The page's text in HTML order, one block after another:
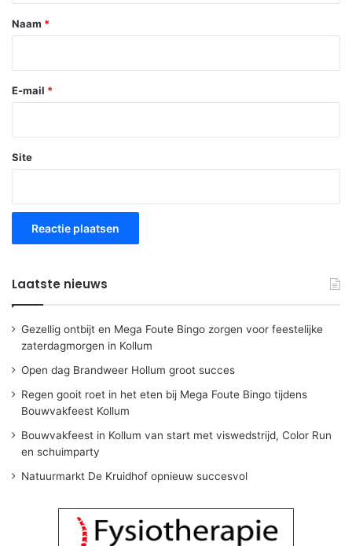
*
Naam *
E-mail *
Site
Laatste nieuws
Gezellig ontbijt en Mega Foute Bingo zorgen voor feestelijke
zaterdagmorgen in Kollum
Open dag Brandweer Hollum groot succes
Regen gooit roet in het eten bij Mega Foute Bingo tijdens
Bouwvakfeest Kollum
Bouwvakfeest in Kollum van start met viswedstrijd, Color Run
en schuimparty
Natuurmarkt De Kruidhof opnieuw succesvol